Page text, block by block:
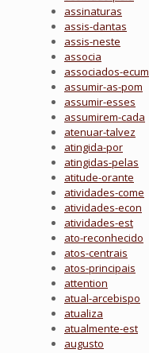
assinaturas
assis-dantas
assis-neste
associa
associados-ecum
assumir-as-pom
assumir-esses
assumirem-cada
atenuar-talvez
atingida-por
atingidas-pelas
atitude-orante
atividades-come
atividades-econ
atividades-est
ato-reconhecido
atos-centrais
atos-principais
attention
atual-arcebispo
atualiza
atualmente-est
augusto